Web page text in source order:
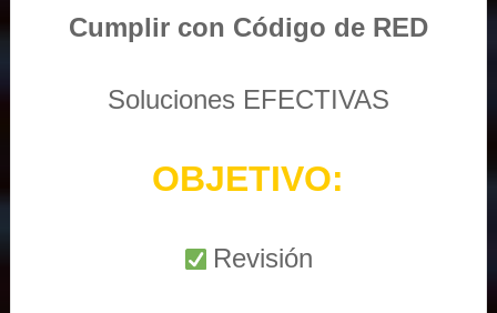
Cumplir con Código de RED
Soluciones EFECTIVAS
OBJETIVO:
Revisión